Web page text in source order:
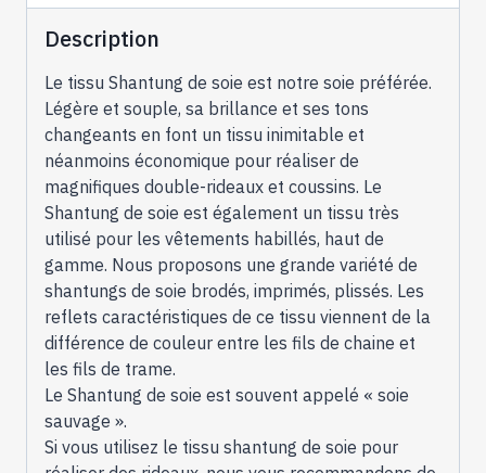
0m40
Description
Le tissu Shantung de soie est notre soie préférée.
Légère et souple, sa brillance et ses tons
changeants en font un tissu inimitable et
néanmoins économique pour réaliser de
magnifiques double-rideaux et coussins. Le
Shantung de soie est également un tissu très
utilisé pour les vêtements habillés, haut de
gamme. Nous proposons une grande variété de
shantungs de soie brodés, imprimés, plissés. Les
reflets caractéristiques de ce tissu viennent de la
différence de couleur entre les fils de chaine et
les fils de trame.
Le Shantung de soie est souvent appelé « soie
sauvage ».
Si vous utilisez le tissu shantung de soie pour